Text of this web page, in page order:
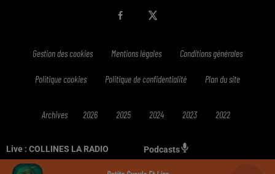
Live : COLLINES LA RADIO Podcasts
Gestion des cookies Mentions légales Conditions générales
Politique cookies Politique de confidentialité Plan du site
Archives 2026 2025 2024 2023 2022